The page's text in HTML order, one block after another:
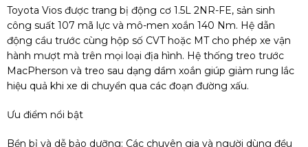
Toyota Vios được trang bị động cơ 1.5L 2NR-FE, sản sinh
công suất 107 mã lực và mô-men xoắn 140 Nm. Hệ dẫn
động cầu trước cùng hộp số CVT hoặc MT cho phép xe vận
hành mượt mà trên mọi loại địa hình. Hệ thống treo trước
MacPherson và treo sau dạng dầm xoắn giúp giảm rung lắc
hiệu quả khi xe di chuyển qua các đoạn đường xấu.
Ưu điểm nổi bật
Bền bỉ và dễ bảo dưỡng: Các chuyên gia và người dùng đều